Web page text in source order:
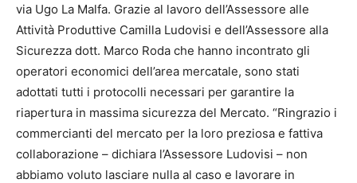
via Ugo La Malfa. Grazie al lavoro dell’Assessore alle
Attività Produttive Camilla Ludovisi e dell’Assessore alla
Sicurezza dott. Marco Roda che hanno incontrato gli
operatori economici dell’area mercatale, sono stati
adottati tutti i protocolli necessari per garantire la
riapertura in massima sicurezza del Mercato. “Ringrazio i
commercianti del mercato per la loro preziosa e fattiva
collaborazione – dichiara l’Assessore Ludovisi – non
abbiamo voluto lasciare nulla al caso e lavorare in